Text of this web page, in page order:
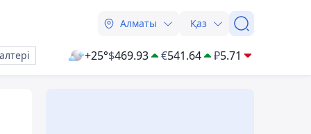
Алматы Қаз
+25°$469.93 €541.64 ₽5.71